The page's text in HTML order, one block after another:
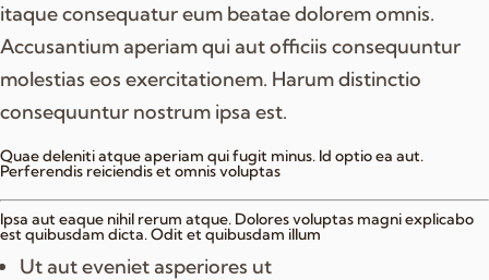
itaque consequatur eum beatae dolorem omnis.
Accusantium aperiam qui aut officiis consequuntur
molestias eos exercitationem. Harum distinctio
consequuntur nostrum ipsa est.
Quae deleniti atque aperiam qui fugit minus. Id optio ea aut.
Perferendis reiciendis et omnis voluptas
Ipsa aut eaque nihil rerum atque. Dolores voluptas magni explicabo
est quibusdam dicta. Odit et quibusdam illum
Ut aut eveniet asperiores ut